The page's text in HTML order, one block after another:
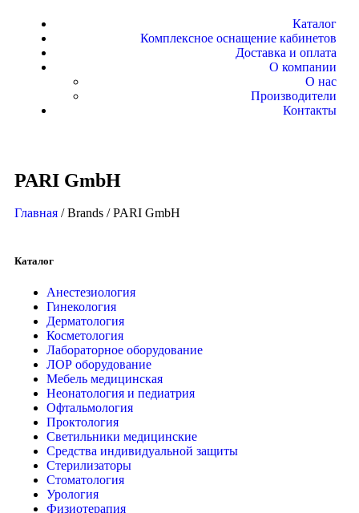
Каталог
Комплексное оснащение кабинетов
Доставка и оплата
О компании
О нас
Производители
Контакты
PARI GmbH
Главная / Brands / PARI GmbH
Каталог
Анестезиология
Гинекология
Дерматология
Косметология
Лабораторное оборудование
ЛОР оборудование
Мебель медицинская
Неонатология и педиатрия
Офтальмология
Проктология
Светильники медицинские
Средства индивидуальной защиты
Стерилизаторы
Стоматология
Урология
Физиотерапия